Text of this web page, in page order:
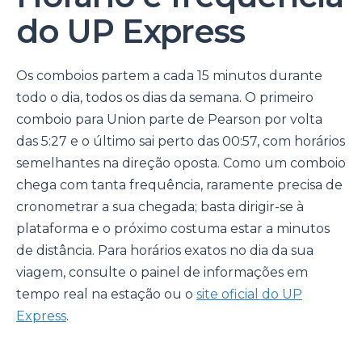
do UP Express
Os comboios partem a cada 15 minutos durante
todo o dia, todos os dias da semana. O primeiro
comboio para Union parte de Pearson por volta
das 5:27 e o último sai perto das 00:57, com horários
semelhantes na direção oposta. Como um comboio
chega com tanta frequência, raramente precisa de
cronometrar a sua chegada; basta dirigir-se à
plataforma e o próximo costuma estar a minutos
de distância. Para horários exatos no dia da sua
viagem, consulte o painel de informações em
tempo real na estação ou o site oficial do UP
Express.